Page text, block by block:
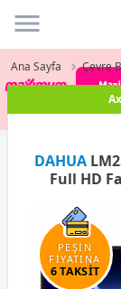
Ana Sayfa Çevre
DAHUA
Full HD
PEŞİN
FİYATINA
6 TAKSİT